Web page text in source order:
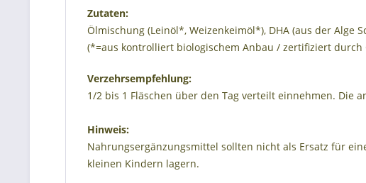
Zutaten:
Ölmischung (Leinöl*, Weizenkeimöl*), DHA (aus der Alge
(*=aus kontrolliert biologischem Anbau / zertifiziert durch
Verzehrsempfehlung:
1/2 bis 1 Fläschen über den Tag verteilt einnehmen. Die
Hinweis:
Nahrungsergänzungsmittel sollten nicht als Ersatz für
kleinen Kindern lagern.